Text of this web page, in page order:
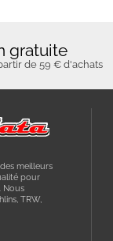
gratuite
de 59 € d'achats
meilleurs
pour
Nous
TRW,